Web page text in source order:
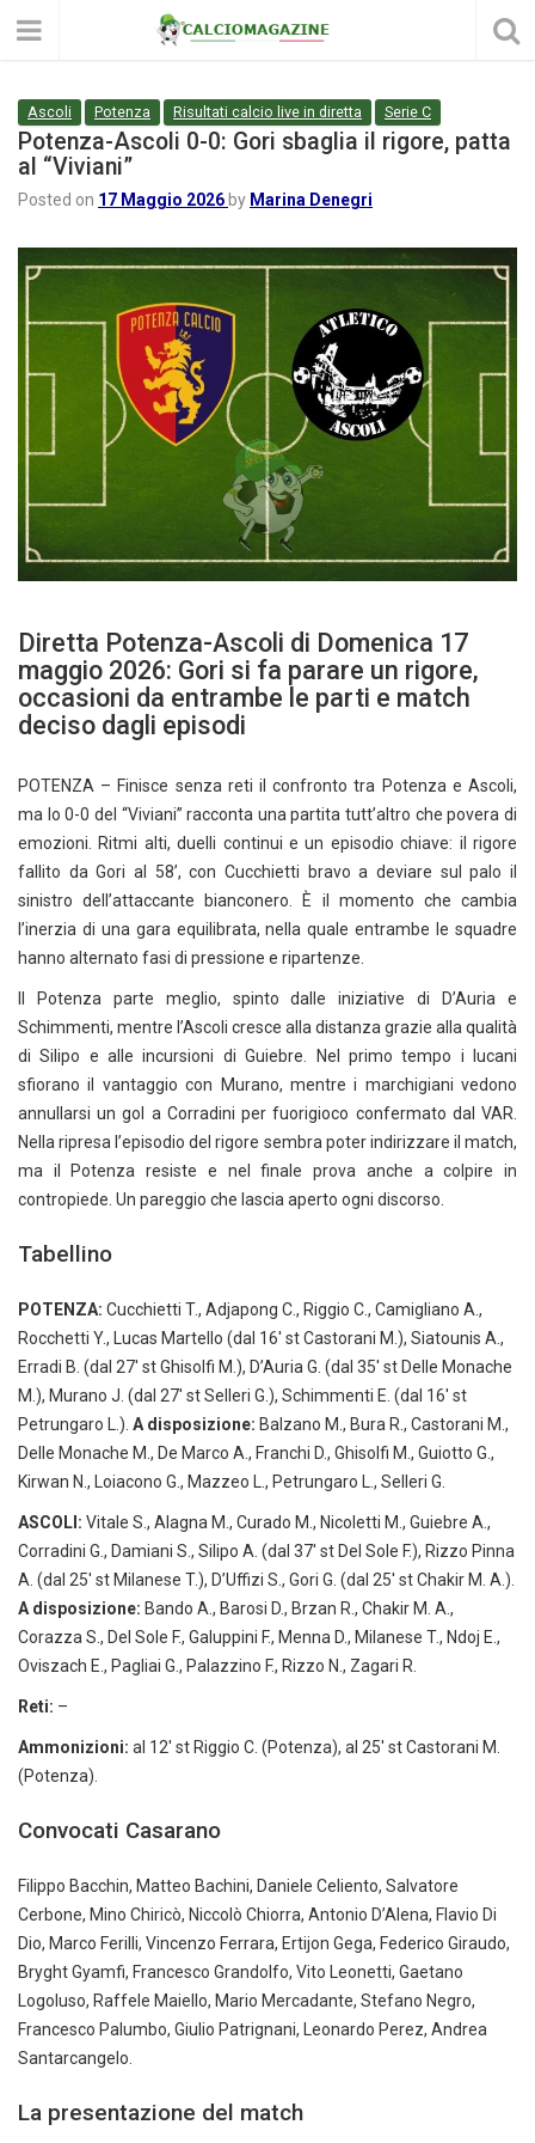
Ascoli Potenza Risultati calcio live in diretta Serie C
Potenza-Ascoli 0-0: Gori sbaglia il rigore, patta
al “Viviani”
Posted on 17 Maggio 2026 by Marina Denegri
Diretta Potenza-Ascoli di Domenica 17
maggio 2026: Gori si fa parare un rigore,
occasioni da entrambe le parti e match
deciso dagli episodi
POTENZA – Finisce senza reti il confronto tra Potenza e Ascoli,
ma lo 0-0 del “Viviani” racconta una partita tutt’altro che povera di
emozioni. Ritmi alti, duelli continui e un episodio chiave: il rigore
fallito da Gori al 58’, con Cucchietti bravo a deviare sul palo il
sinistro dell’attaccante bianconero. È il momento che cambia
l’inerzia di una gara equilibrata, nella quale entrambe le squadre
hanno alternato fasi di pressione e ripartenze.
Il Potenza parte meglio, spinto dalle iniziative di D’Auria e
Schimmenti, mentre l’Ascoli cresce alla distanza grazie alla qualità
di Silipo e alle incursioni di Guiebre. Nel primo tempo i lucani
sfiorano il vantaggio con Murano, mentre i marchigiani vedono
annullarsi un gol a Corradini per fuorigioco confermato dal VAR.
Nella ripresa l’episodio del rigore sembra poter indirizzare il match,
ma il Potenza resiste e nel finale prova anche a colpire in
contropiede. Un pareggio che lascia aperto ogni discorso.
Tabellino
POTENZA: Cucchietti T., Adjapong C., Riggio C., Camigliano A.,
Rocchetti Y., Lucas Martello (dal 16′ st Castorani M.), Siatounis A.,
Erradi B. (dal 27′ st Ghisolfi M.), D’Auria G. (dal 35′ st Delle Monache
M.), Murano J. (dal 27′ st Selleri G.), Schimmenti E. (dal 16′ st
Petrungaro L.). A disposizione: Balzano M., Bura R., Castorani M.,
Delle Monache M., De Marco A., Franchi D., Ghisolfi M., Guiotto G.,
Kirwan N., Loiacono G., Mazzeo L., Petrungaro L., Selleri G.
ASCOLI: Vitale S., Alagna M., Curado M., Nicoletti M., Guiebre A.,
Corradini G., Damiani S., Silipo A. (dal 37′ st Del Sole F.), Rizzo Pinna
A. (dal 25′ st Milanese T.), D’Uffizi S., Gori G. (dal 25′ st Chakir M. A.).
A disposizione: Bando A., Barosi D., Brzan R., Chakir M. A.,
Corazza S., Del Sole F., Galuppini F., Menna D., Milanese T., Ndoj E.,
Oviszach E., Pagliai G., Palazzino F., Rizzo N., Zagari R.
Reti: –
Ammonizioni: al 12′ st Riggio C. (Potenza), al 25′ st Castorani M.
(Potenza).
Convocati Casarano
Filippo Bacchin, Matteo Bachini, Daniele Celiento, Salvatore
Cerbone, Mino Chiricò, Niccolò Chiorra, Antonio D’Alena, Flavio Di
Dio, Marco Ferilli, Vincenzo Ferrara, Ertijon Gega, Federico Giraudo,
Bryght Gyamfi, Francesco Grandolfo, Vito Leonetti, Gaetano
Logoluso, Raffele Maiello, Mario Mercadante, Stefano Negro,
Francesco Palumbo, Giulio Patrignani, Leonardo Perez, Andrea
Santarcangelo.
La presentazione del match